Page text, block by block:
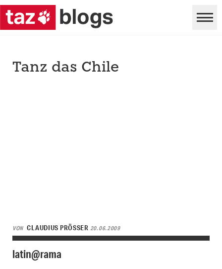
Tanz das Chile
VON CLAUDIUS PRÖSSER 20.06.2009
latin@rama